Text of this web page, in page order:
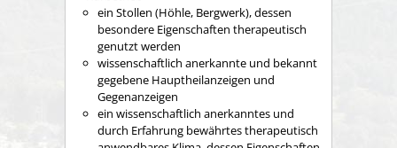
ein Stollen (Höhle, Bergwerk), dessen
besondere Eigenschaften therapeutisch
genutzt werden
wissenschaftlich anerkannte und bekannt
gegebene Hauptheilanzeigen und
Gegenanzeigen
ein wissenschaftlich anerkanntes und
durch Erfahrung bewährtes therapeutisch